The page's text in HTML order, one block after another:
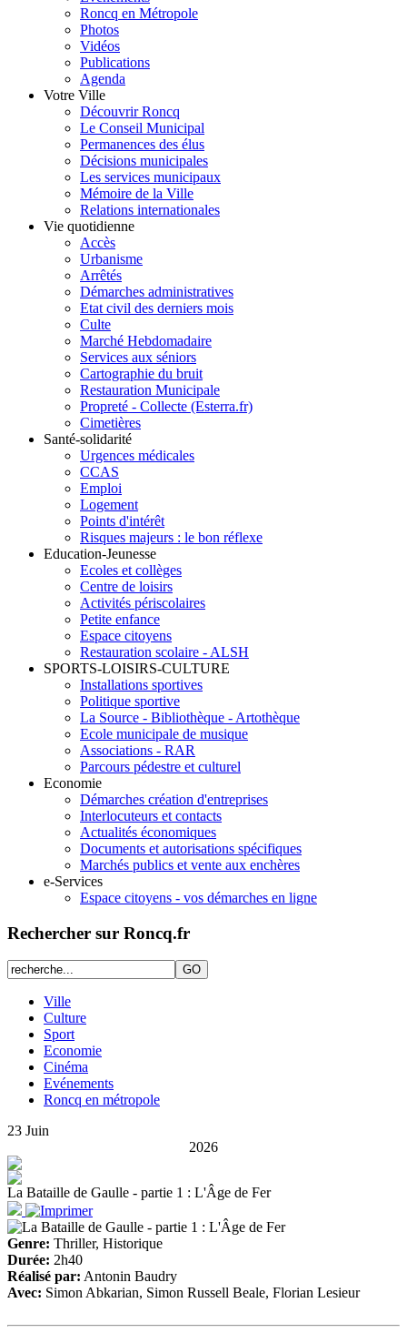
Roncq en Métropole
Photos
Vidéos
Publications
Agenda
Votre Ville
Découvrir Roncq
Le Conseil Municipal
Permanences des élus
Décisions municipales
Les services municipaux
Mémoire de la Ville
Relations internationales
Vie quotidienne
Accès
Urbanisme
Arrêtés
Démarches administratives
Etat civil des derniers mois
Culte
Marché Hebdomadaire
Services aux séniors
Cartographie du bruit
Restauration Municipale
Propreté - Collecte (Esterra.fr)
Cimetières
Santé-solidarité
Urgences médicales
CCAS
Emploi
Logement
Points d'intérêt
Risques majeurs : le bon réflexe
Education-Jeunesse
Ecoles et collèges
Centre de loisirs
Activités périscolaires
Petite enfance
Espace citoyens
Restauration scolaire - ALSH
SPORTS-LOISIRS-CULTURE
Installations sportives
Politique sportive
La Source - Bibliothèque - Artothèque
Ecole municipale de musique
Associations - RAR
Parcours pédestre et culturel
Economie
Démarches création d'entreprises
Interlocuteurs et contacts
Actualités économiques
Documents et autorisations spécifiques
Marchés publics et vente aux enchères
e-Services
Espace citoyens - vos démarches en ligne
Rechercher sur Roncq.fr
Ville
Culture
Sport
Economie
Cinéma
Evénements
Roncq en métropole
23 Juin
2026
La Bataille de Gaulle - partie 1 : L'Âge de Fer
Genre: Thriller, Historique
Durée: 2h40
Réalisé par: Antonin Baudry
Avec: Simon Abkarian, Simon Russell Beale, Florian Lesieur